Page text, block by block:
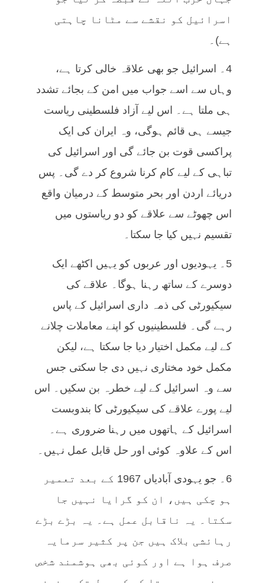
اسرائیل کو نقشے سے مٹانا چاہتی
ہے)۔
4۔ اسرائیل جو بھی علاقہ خالی کرتا ہے،
وہاں سے اسے جواب میں امن کے بجائے تشدد
ہی ملتا ہے۔ اس لیے آزاد فلسطینی ریاست
جیسے ہی قائم ہوگی، وہ ایران کی ایک
پراکسی قوت بن جائے گی اور اسرائیل کی
تباہی کے لیے کام کرنا شروع کر دے گی۔ پس
دریائے اردن اور بحر متوسط کے درمیان واقع
اس چھوٹے سے علاقے کو دو ریاستوں میں
تقسیم نہیں کیا جا سکتا۔
5۔ یہودیوں اور عربوں کو یہیں اکٹھے ایک
دوسرے کے ساتھ رہنا ہوگا۔ علاقے کی
سیکیورٹی کی ذمہ داری اسرائیل کے پاس
رہے گی۔ فلسطینیوں کو اپنے معاملات چلانے
کے لیے مکمل اختیار دیا جا سکتا ہے، لیکن
مکمل خود مختاری نہیں دی جا سکتی جس
سے وہ اسرائیل کے لیے خطرہ بن سکیں۔ اس
لیے پورے علاقے کی سیکیورٹی کا بندوبست
اسرائیل کے ہاتھوں میں رہنا ضروری ہے۔
اس کے علاوہ کوئی اور حل قابل عمل نہیں۔
6۔ جو یہودی آبادیاں 1967 کے بعد تعمیر
ہو چکی ہیں، ان کو گرایا نہیں جا
سکتا۔ یہ ناقابل عمل ہے۔ یہ بڑے بڑے
رہائشی بلاک ہیں جن پر کثیر سرمایہ
صرف ہوا ہے اور کوئی بھی ہوشمند شخص